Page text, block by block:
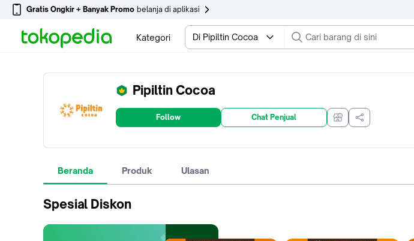
Gratis Ongkir + Banyak Promo belanja di aplikasi
Kategori Di Pipiltin Cocoa
Pipiltin Cocoa
Follow Chat Penjual
Beranda Produk Ulasan
Spesial Diskon